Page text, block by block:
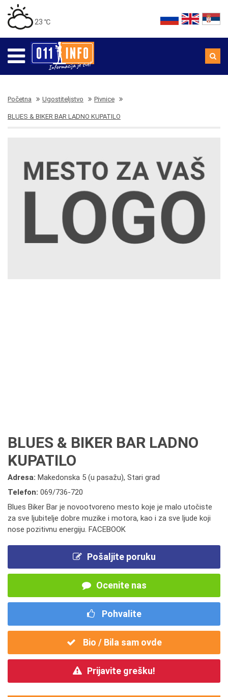
23 ℃
Početna Ugostiteljstvo Pivnice
BLUES & BIKER BAR LADNO KUPATILO
BLUES & BIKER BAR LADNO
KUPATILO
Adresa: Makedonska 5 (u pasažu), Stari grad
Telefon: 069/736-720
Blues Biker Bar je novootvoreno mesto koje je malo utočiste
za sve ljubitelje dobre muzike i motora, kao i za sve ljude koji
nose pozitivnu energiju. FACEBOOK
Pošaljite poruku
Ocenite nas
Pohvalite
Bio / Bila sam ovde
Prijavite grešku!